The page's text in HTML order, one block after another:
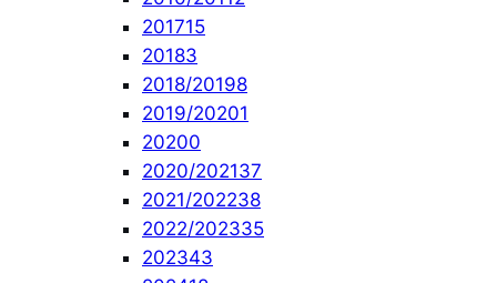
201715
20183
2018/20198
2019/20201
20200
2020/202137
2021/202238
2022/202335
202343